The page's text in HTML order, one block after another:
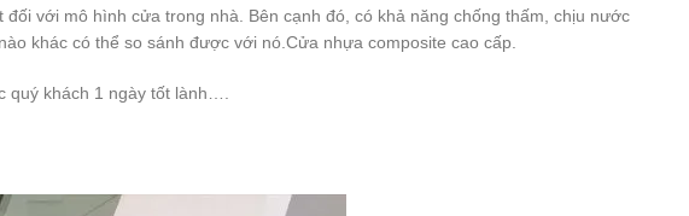
với mô hình cửa trong nhà. Bên cạnh đó, có khả năng chống thấm, chịu nước
khác có thể so sánh được với nó.Cửa nhựa composite cao cấp.
quý khách 1 ngày tốt lành….